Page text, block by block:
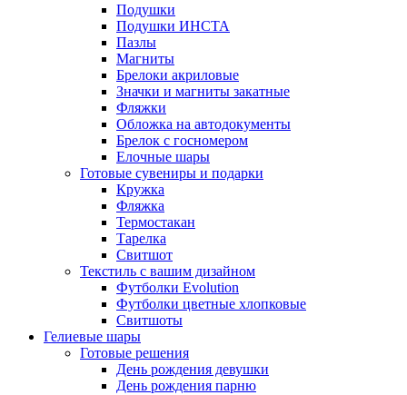
Подушки
Подушки ИНСТА
Пазлы
Магниты
Брелоки акриловые
Значки и магниты закатные
Фляжки
Обложка на автодокументы
Брелок с госномером
Елочные шары
Готовые сувениры и подарки
Кружка
Фляжка
Термостакан
Тарелка
Свитшот
Текстиль с вашим дизайном
Футболки Evolution
Футболки цветные хлопковые
Свитшоты
Гелиевые шары
Готовые решения
День рождения девушки
День рождения парню